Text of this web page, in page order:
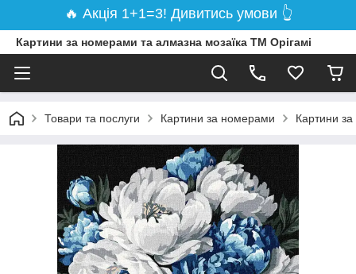
🔥 Акція 1+1=3! Дивитись умови 👆
Картини за номерами та алмазна мозаїка ТМ Орігамі
Товари та послуги Картини за номерами Картини